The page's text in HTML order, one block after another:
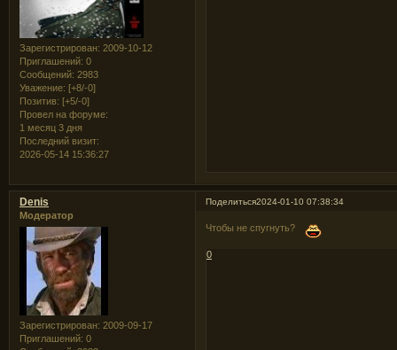
Зарегистрирован: 2009-10-12
Приглашений: 0
Сообщений: 2983
Уважение: [+8/-0]
Позитив: [+5/-0]
Провел на форуме:
1 месяц 3 дня
Последний визит:
2026-05-14 15:36:27
Поделиться2024-01-10 07:38:34
Denis
Модератор
Зарегистрирован: 2009-09-17
Приглашений: 0
Чтобы не спугнуть?
0